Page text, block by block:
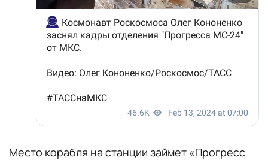
Место корабля на станции займет «Прогресс